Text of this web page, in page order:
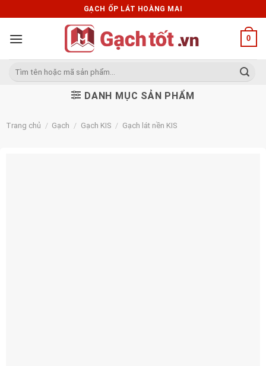
to
content
GẠCH ỐP LÁT HOÀNG MAI
0
Tìm
DANH MỤC SẢN PHẨM
Trang chủ / Gạch / Gạch KIS / Gạch lát nền KIS